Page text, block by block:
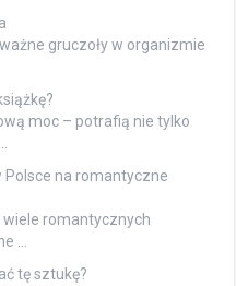
gruczoły w organizmie
moc – potrafią nie tylko
Polsce na romantyczne
wiele romantycznych
…
tę sztukę?